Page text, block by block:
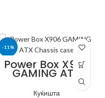
-11%
POWER BOX
Power Box X906
GAMING ATX
Chassis case
Куќишта